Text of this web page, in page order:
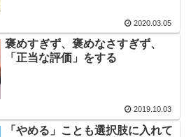
2020.03.05
褒めすぎず、褒めなさすぎず、
「正当な評価」をする
2019.10.03
「やめる」ことも選択肢に入れて